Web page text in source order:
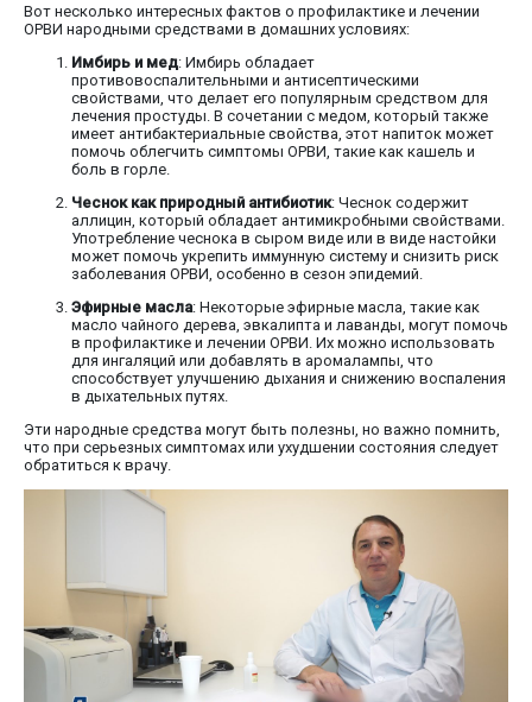
Вот несколько интересных фактов о профилактике и лечении
ОРВИ народными средствами в домашних условиях:
Имбирь и мед: Имбирь обладает
противовоспалительными и антисептическими
свойствами, что делает его популярным средством для
лечения простуды. В сочетании с медом, который также
имеет антибактериальные свойства, этот напиток может
помочь облегчить симптомы ОРВИ, такие как кашель и
боль в горле.
Чеснок как природный антибиотик: Чеснок содержит
аллицин, который обладает антимикробными свойствами.
Употребление чеснока в сыром виде или в виде настойки
может помочь укрепить иммунную систему и снизить риск
заболевания ОРВИ, особенно в сезон эпидемий.
Эфирные масла: Некоторые эфирные масла, такие как
масло чайного дерева, эвкалипта и лаванды, могут помочь
в профилактике и лечении ОРВИ. Их можно использовать
для ингаляций или добавлять в аромалампы, что
способствует улучшению дыхания и снижению воспаления
в дыхательных путях.
Эти народные средства могут быть полезны, но важно помнить,
что при серьезных симптомах или ухудшении состояния следует
обратиться к врачу.